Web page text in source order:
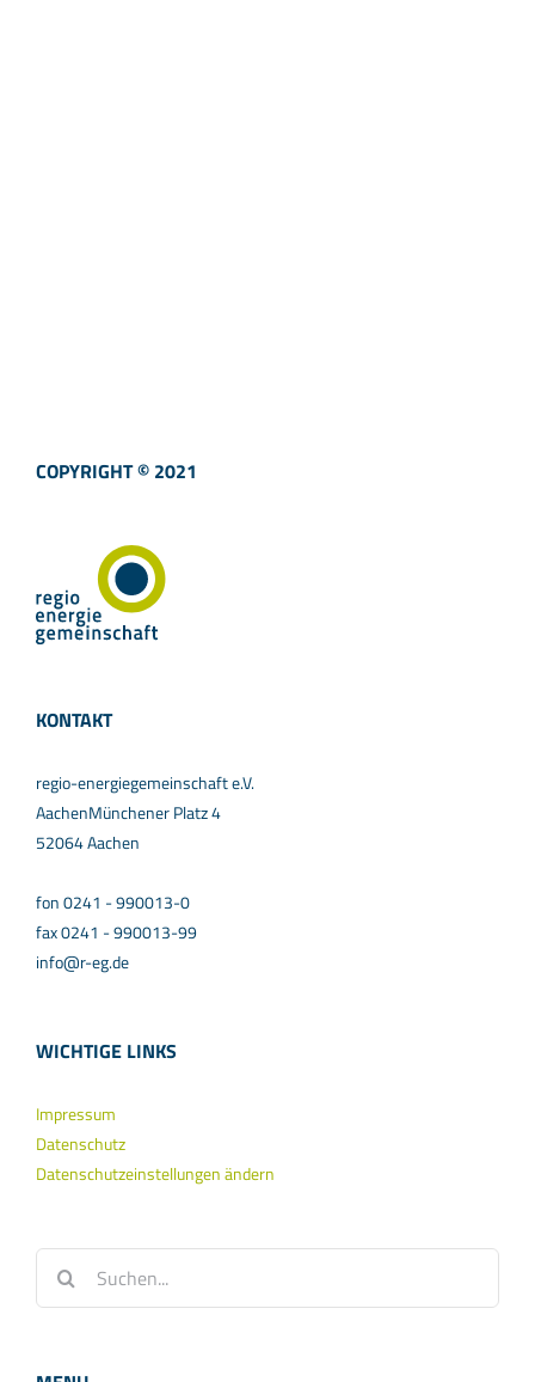
COPYRIGHT © 2021
KONTAKT
regio-energiegemeinschaft e.V.
AachenMünchener Platz 4
52064 Aachen
fon 0241 - 990013-0
fax 0241 - 990013-99
info@r-eg.de
WICHTIGE LINKS
Impressum
Datenschutz
Datenschutzeinstellungen ändern
nach: